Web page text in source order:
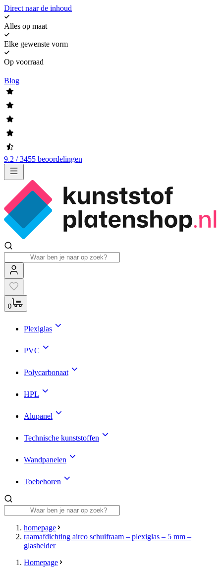
Direct naar de inhoud
Alles op maat
Elke gewenste vorm
Op voorraad
Blog
9.2 / 3455 beoordelingen
0
Plexiglas
PVC
Polycarbonaat
HPL
Alupanel
Technische kunststoffen
Wandpanelen
Toebehoren
homepage
raamafdichting airco schuifraam – plexiglas – 5 mm –
glashelder
Homepage